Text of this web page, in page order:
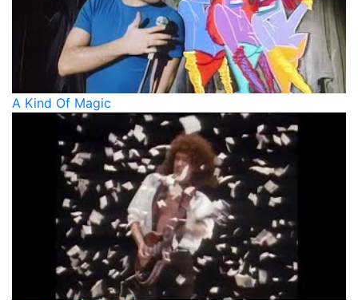
A Kind Of Magic